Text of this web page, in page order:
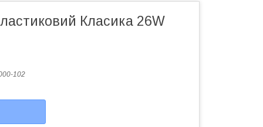
Класика 26W
102